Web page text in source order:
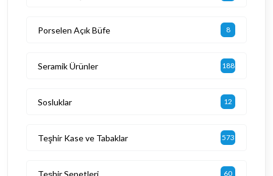
Porselen Açık Büfe 8
Seramik Ürünler 188
Sosluklar 12
Teşhir Kase ve Tabaklar 573
Teşhir Sepetleri 60